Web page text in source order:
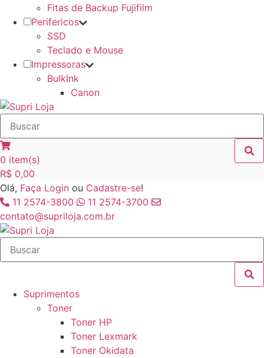
Fitas de Backup Fujifilm
Perifericos
SSD
Teclado e Mouse
Impressoras
BulkInk
Canon
0 item(s)
R$ 0,00
Olá, Faça Login ou Cadastre-se!
11 2574-3800
11 2574-3700
contato@supriloja.com.br
Suprimentos
Toner
Toner HP
Toner Lexmark
Toner Okidata